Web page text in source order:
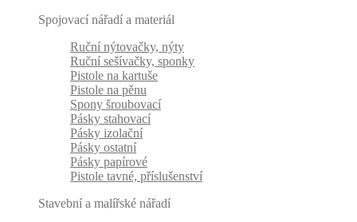
Spojovací nářadí a materiál
Ruční nýtovačky, nýty
Ruční sešívačky, sponky
Pistole na kartuše
Pistole na pěnu
Spony šroubovací
Pásky stahovací
Pásky izolační
Pásky ostatní
Pásky papírové
Pistole tavné, příslušenství
Stavební a malířské nářadí